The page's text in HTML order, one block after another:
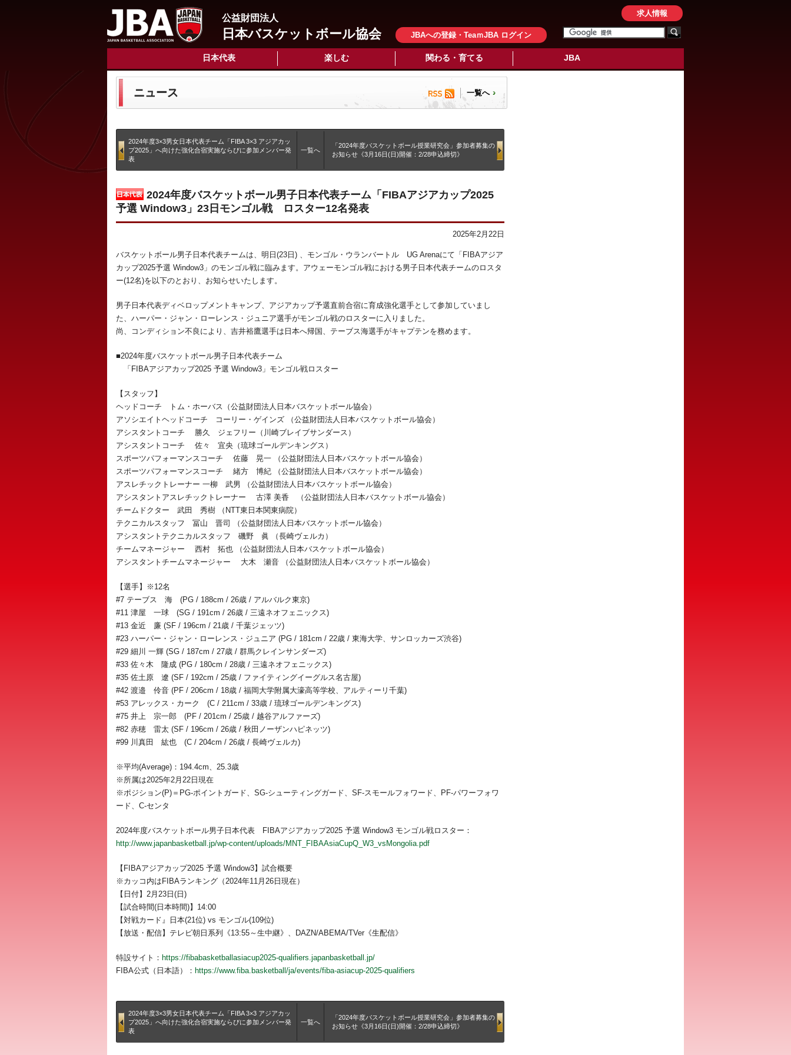
公益財団法人
日本バスケットボール協会 JBAへの登録・TeaｍJBA ログイン
求人情報
日本代表 楽しむ 関わる・育てる JBA
ニュース 一覧へ
2024年度3×3男女日本代表チーム「FIBA 3×3 アジアカッ
プ2025」へ向けた強化合宿実施ならびに参加メンバー発
表
一覧へ
「2024年度バスケットボール授業研究会」参加者募集の
お知らせ《3月16日(日)開催：2/28申込締切》
2024年度バスケットボール男子日本代表チーム「FIBAアジアカップ2025
予選 Window3」23日モンゴル戦 ロスター12名発表
2025年2月22日
バスケットボール男子日本代表チームは、明日(23日) 、モンゴル・ウランバートル UG Arenaにて「FIBAアジア
カップ2025予選 Window3」のモンゴル戦に臨みます。アウェーモンゴル戦における男子日本代表チームのロスタ
ー(12名)を以下のとおり、お知らせいたします。
男子日本代表ディベロップメントキャンプ、アジアカップ予選直前合宿に育成強化選手として参加していまし
た、ハーパー・ジャン・ローレンス・ジュニア選手がモンゴル戦のロスターに入りました。
尚、コンディション不良により、吉井裕鷹選手は日本へ帰国、テーブス海選手がキャプテンを務めます。
■2024年度バスケットボール男子日本代表チーム
「FIBAアジアカップ2025 予選 Window3」モンゴル戦ロスター
【スタッフ】
ヘッドコーチ トム・ホーバス（公益財団法人日本バスケットボール協会）
アソシエイトヘッドコーチ コーリー・ゲインズ （公益財団法人日本バスケットボール協会）
アシスタントコーチ 勝久 ジェフリー（川崎ブレイブサンダース）
アシスタントコーチ 佐々 宜央（琉球ゴールデンキングス）
スポーツパフォーマンスコーチ 佐藤 晃一 （公益財団法人日本バスケットボール協会）
スポーツパフォーマンスコーチ 緒方 博紀 （公益財団法人日本バスケットボール協会）
アスレチックトレーナー 一柳 武男 （公益財団法人日本バスケットボール協会）
アシスタントアスレチックトレーナー 古澤 美香 （公益財団法人日本バスケットボール協会）
チームドクター 武田 秀樹 （NTT東日本関東病院）
テクニカルスタッフ 冨山 晋司 （公益財団法人日本バスケットボール協会）
アシスタントテクニカルスタッフ 磯野 眞 （長崎ヴェルカ）
チームマネージャー 西村 拓也 （公益財団法人日本バスケットボール協会）
アシスタントチームマネージャー 大木 瀬音 （公益財団法人日本バスケットボール協会）
【選手】※12名
#7 テーブス 海 (PG / 188cm / 26歳 / アルバルク東京)
#11 津屋 一球 (SG / 191cm / 26歳 / 三遠ネオフェニックス)
#13 金近 廉 (SF / 196cm / 21歳 / 千葉ジェッツ)
#23 ハーパー・ジャン・ローレンス・ジュニア (PG / 181cm / 22歳 / 東海大学、サンロッカーズ渋谷)
#29 細川 一輝 (SG / 187cm / 27歳 / 群馬クレインサンダーズ)
#33 佐々木 隆成 (PG / 180cm / 28歳 / 三遠ネオフェニックス)
#35 佐土原 遼 (SF / 192cm / 25歳 / ファイティングイーグルス名古屋)
#42 渡邉 伶音 (PF / 206cm / 18歳 / 福岡大学附属大濠高等学校、アルティーリ千葉)
#53 アレックス・カーク (C / 211cm / 33歳 / 琉球ゴールデンキングス)
#75 井上 宗一郎 (PF / 201cm / 25歳 / 越谷アルファーズ)
#82 赤穂 雷太 (SF / 196cm / 26歳 / 秋田ノーザンハピネッツ)
#99 川真田 紘也 (C / 204cm / 26歳 / 長崎ヴェルカ)
※平均(Average)：194.4cm、25.3歳
※所属は2025年2月22日現在
※ポジション(P)＝PG-ポイントガード、SG-シューティングガード、SF-スモールフォワード、PF-パワーフォワ
ード、C-センタ
2024年度バスケットボール男子日本代表 FIBAアジアカップ2025 予選 Window3 モンゴル戦ロスター：
http://www.japanbasketball.jp/wp-content/uploads/MNT_FIBAAsiaCupQ_W3_vsMongolia.pdf
【FIBAアジアカップ2025 予選 Window3】試合概要
※カッコ内はFIBAランキング（2024年11月26日現在）
【日付】2月23日(日)
【試合時間(日本時間)】14:00
【対戦カード』日本(21位) vs モンゴル(109位)
【放送・配信】テレビ朝日系列《13:55～生中継》、DAZN/ABEMA/TVer《生配信》
特設サイト： https://fibabasketballasiacup2025-qualifiers.japanbasketball.jp/
FIBA公式（日本語）： https://www.fiba.basketball/ja/events/fiba-asiacup-2025-qualifiers
2024年度3×3男女日本代表チーム「FIBA 3×3 アジアカッ
プ2025」へ向けた強化合宿実施ならびに参加メンバー発
表
一覧へ
「2024年度バスケットボール授業研究会」参加者募集の
お知らせ《3月16日(日)開催：2/28申込締切》